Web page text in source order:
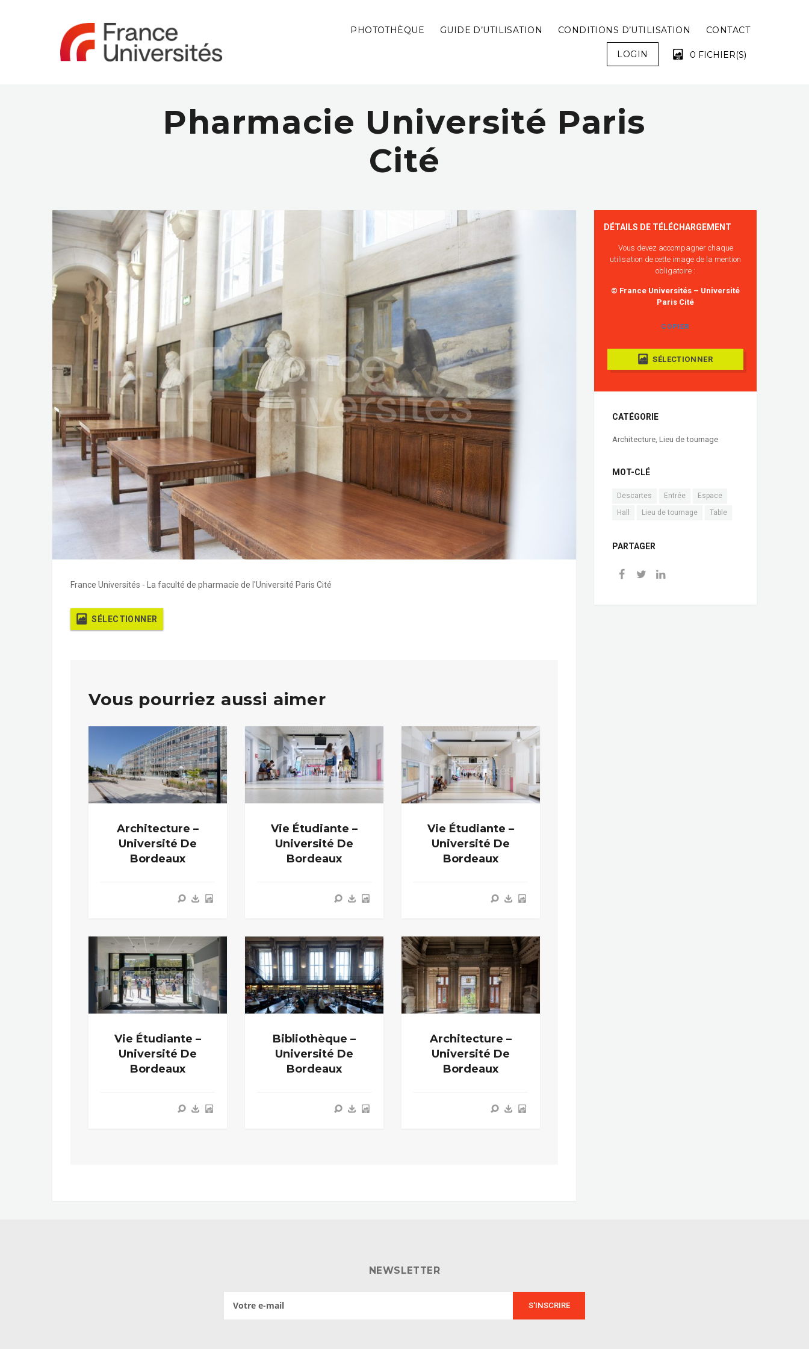
PHOTOTHÈQUE GUIDE D’UTILISATION CONDITIONS D’UTILISATION CONTACT
LOGIN 0 FICHIER(S)
VOTRE PANIER EST VIDE !
Pharmacie Université Paris
Cité
France Universités - La faculté de pharmacie de l'Université Paris Cité
SÉLECTIONNER
Vous pourriez aussi aimer
Architecture –
Université De
Bordeaux
Vie Étudiante –
Université De
Bordeaux
Vie Étudiante –
Université De
Bordeaux
Vie Étudiante –
Université De
Bordeaux
Bibliothèque –
Université De
Bordeaux
Architecture –
Université De
Bordeaux
DÉTAILS DE TÉLÉCHARGEMENT
Vous devez accompagner chaque
utilisation de cette image de la mention
obligatoire :
© France Universités – Université
Paris Cité
COPIER
SÉLECTIONNER
CATÉGORIE
Architecture, Lieu de tournage
MOT-CLÉ
Descartes Entrée
Espace
Hall
Lieu de tournage Table
PARTAGER
NEWSLETTER